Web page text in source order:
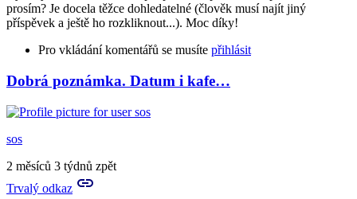
prosím? Je docela těžce dohledatelné (člověk musí najít jiný
příspěvek a ještě ho rozkliknout...). Moc díky!
Pro vkládání komentářů se musíte přihlásit
Dobrá poznámka. Datum i kafe…
sos
2 měsíců 3 týdnů zpět
Trvalý odkaz